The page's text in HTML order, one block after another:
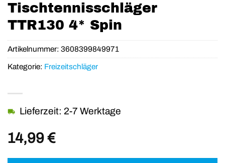
Tischtennisschläger
TTR130 4* Spin
14,99€
Lieferzeit: 2-7 Werktage
Artikelnummer: 3608399849971
Kategorie: Freizeitschläger